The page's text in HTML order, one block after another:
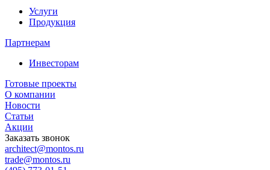
Услуги
Продукция
Партнерам
Инвесторам
Готовые проекты
О компании
Новости
Статьи
Акции
Заказать звонок
architect@montos.ru
trade@montos.ru